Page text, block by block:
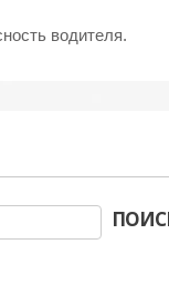
водителя.